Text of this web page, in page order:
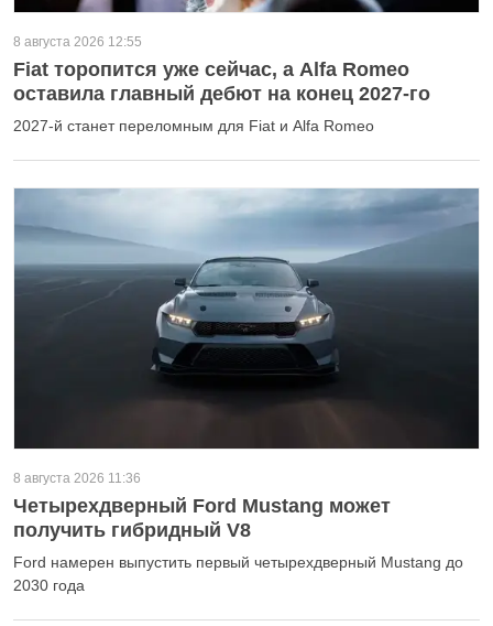
8 августа 2026 12:55
Fiat торопится уже сейчас, а Alfa Romeo
оставила главный дебют на конец 2027-го
2027-й станет переломным для Fiat и Alfa Romeo
8 августа 2026 11:36
Четырехдверный Ford Mustang может
получить гибридный V8
Ford намерен выпустить первый четырехдверный Mustang до
2030 года